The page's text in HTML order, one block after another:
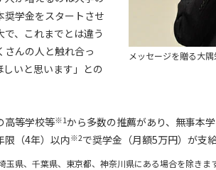
メッセージを贈る大
奨学金をスタートさせ
、これまでとは違う
さんの人と触れ合っ
いと思います」との
高等学校等※1から多数の推薦があり、無事本
限（4年）以内※2で奨学金（月額5万円）が支給
県、千葉県、東京都、神奈川県にある場合を除きます